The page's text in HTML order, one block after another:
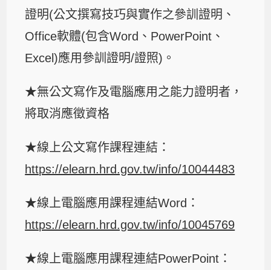
證明(公文撰寫技巧與實作之參訓證明、
Office軟體(包含Word、PowerPoint、
Excel)應用參訓證明/證照)。
★無公文寫作及電腦應用之能力證明者，
將取消應徵資格
★線上公文寫作課程連結：
https://elearn.hrd.gov.tw/info/10044483
★線上電腦應用課程連結Word：
https://elearn.hrd.gov.tw/info/10045769
★線上電腦應用課程連結PowerPoint：